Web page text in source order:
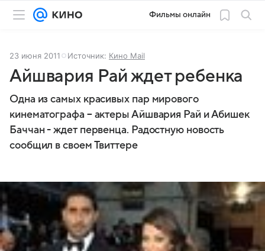
Фильмы онлайн
23 июня 2011 Источник: Кино Mail
Айшвария Рай ждет ребенка
Одна из самых красивых пар мирового
кинематографа – актеры Айшвария Рай и Абишек
Баччан - ждет первенца. Радостную новость
сообщил в своем Твиттере